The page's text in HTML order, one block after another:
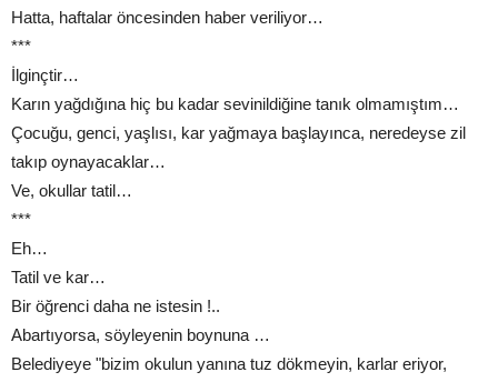
Hatta, haftalar öncesinden haber veriliyor…
***
İlginçtir…
Karın yağdığına hiç bu kadar sevinildiğine tanık olmamıştım…
Çocuğu, genci, yaşlısı, kar yağmaya başlayınca, neredeyse zil
takıp oynayacaklar…
Ve, okullar tatil…
***
Eh…
Tatil ve kar…
Bir öğrenci daha ne istesin !..
Abartıyorsa, söyleyenin boynuna …
Belediyeye "bizim okulun yanına tuz dökmeyin, karlar eriyor,